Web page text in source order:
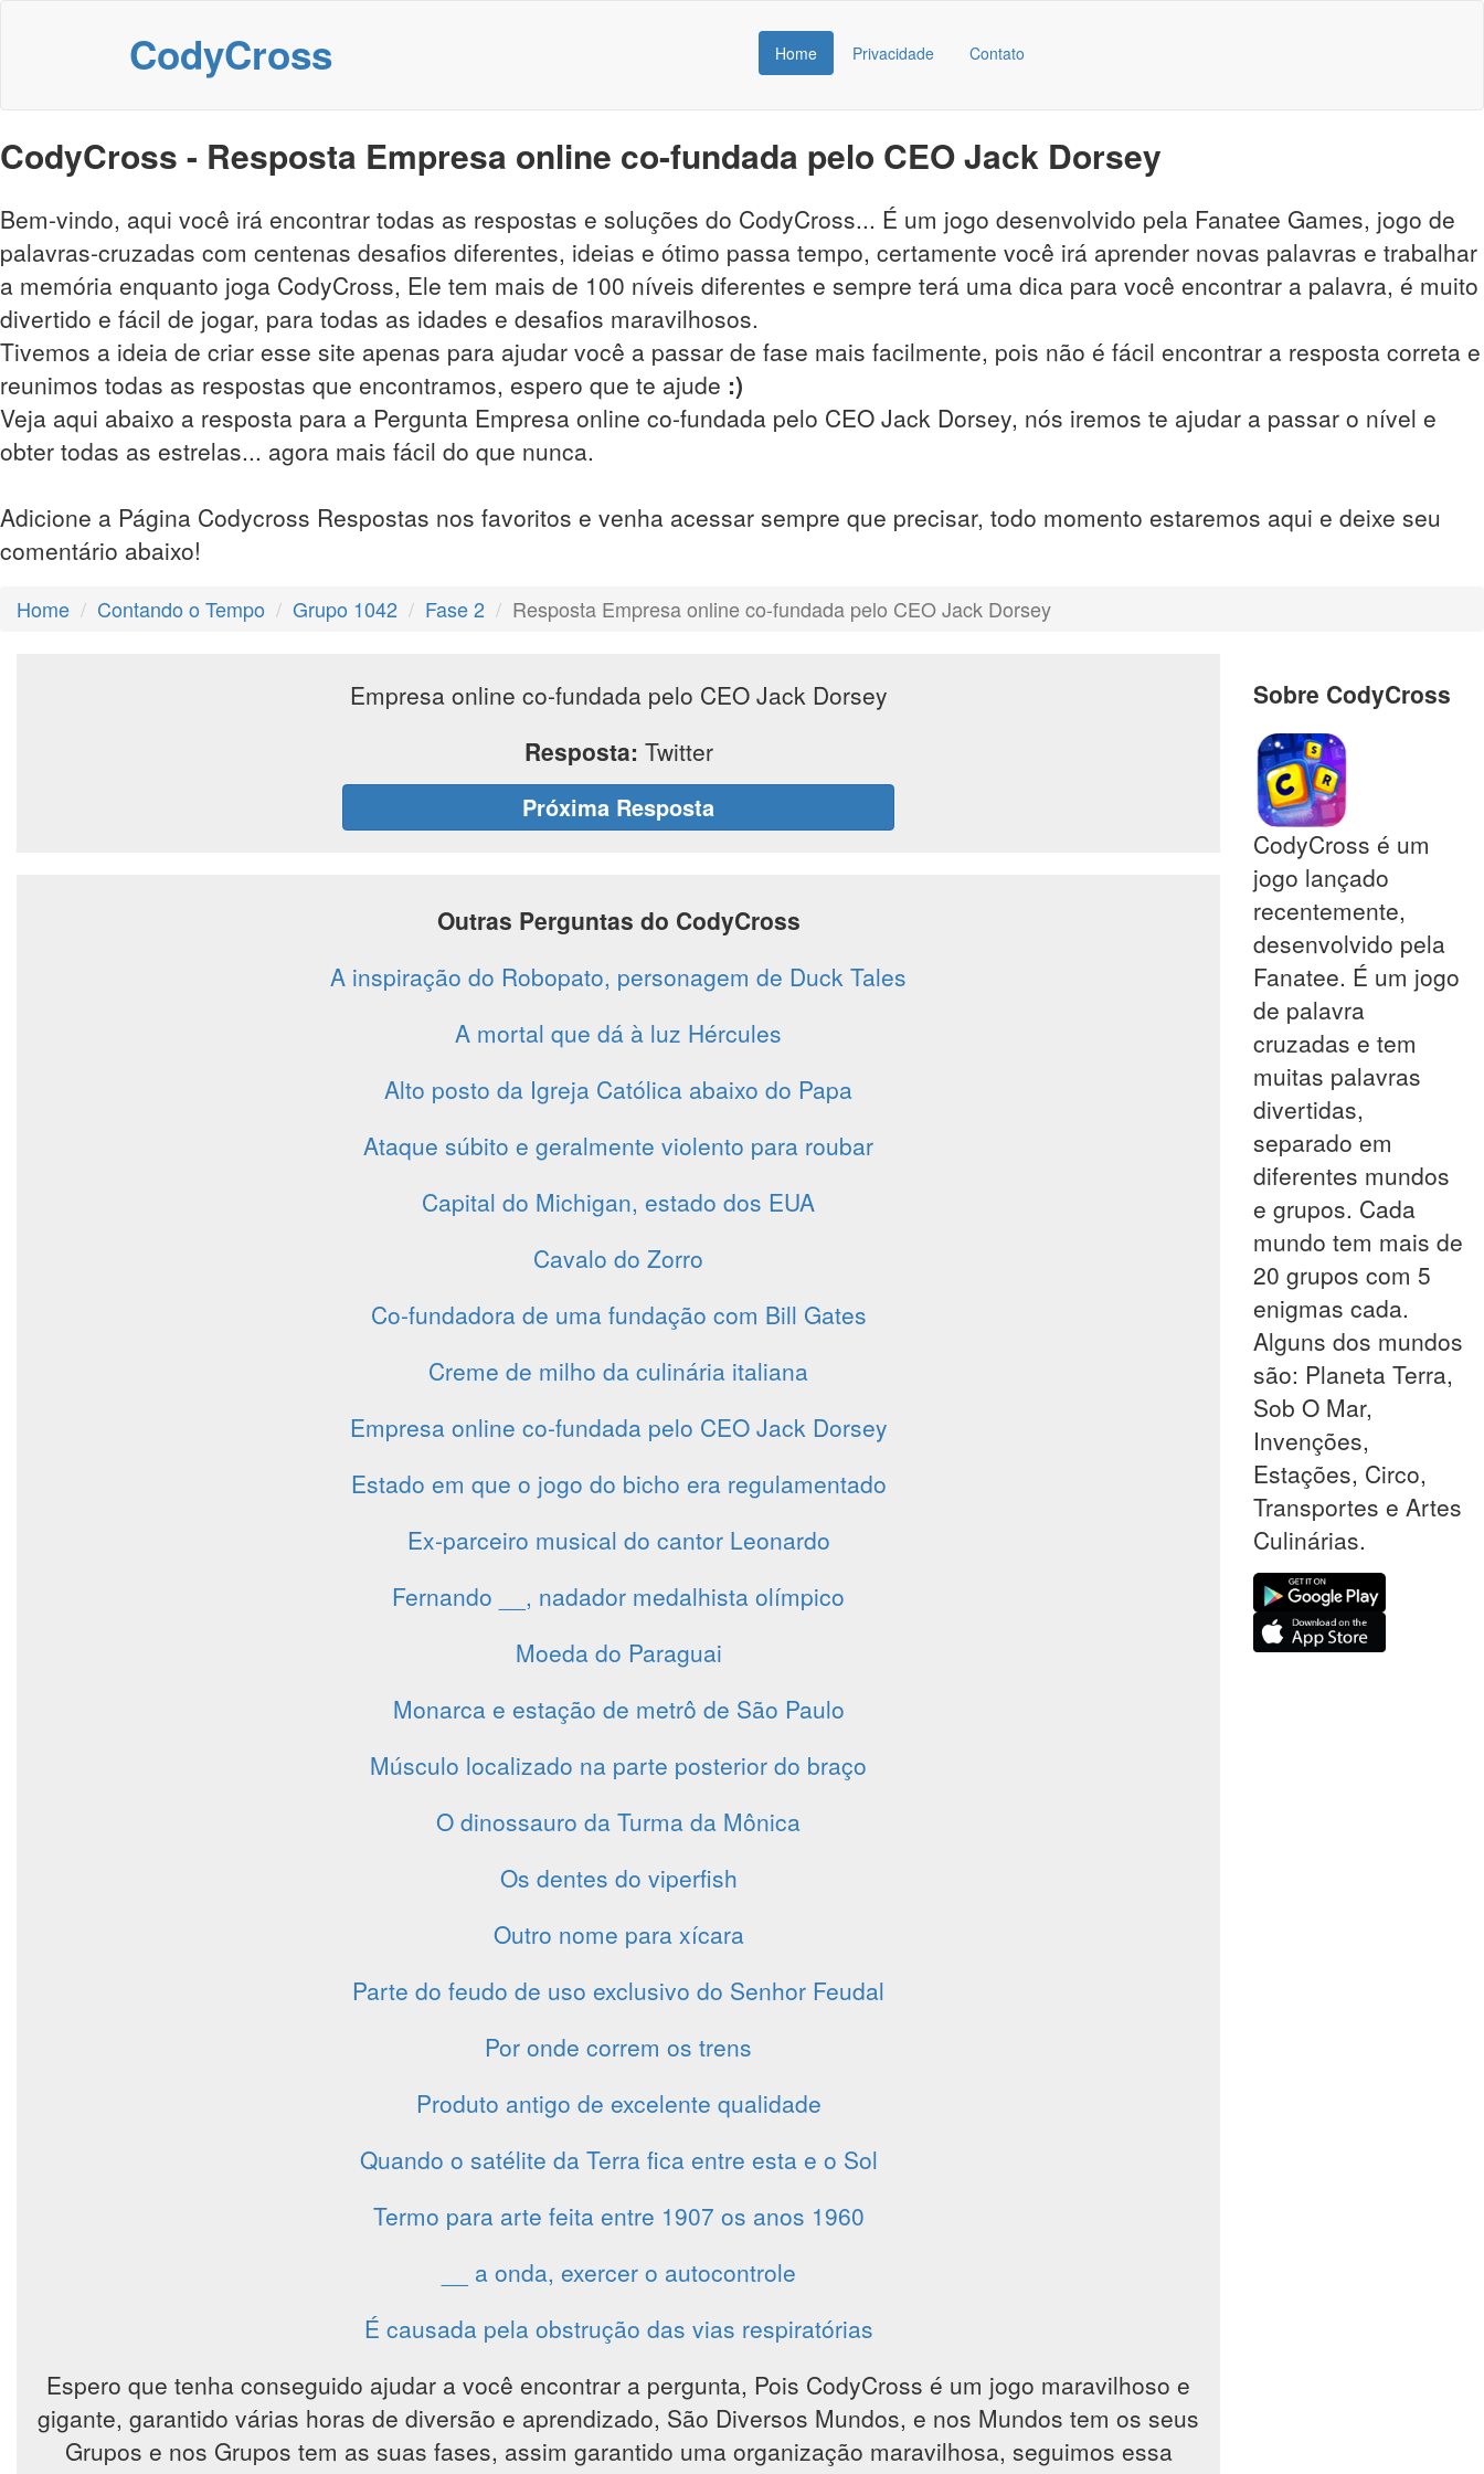
CodyCross Home Privacidade Contato
CodyCross - Resposta Empresa online co-fundada pelo CEO Jack Dorsey
Bem-vindo, aqui você irá encontrar todas as respostas e soluções do CodyCross... É um jogo desenvolvido pela Fanatee Games, jogo de
palavras-cruzadas com centenas desafios diferentes, ideias e ótimo passa tempo, certamente você irá aprender novas palavras e trabalhar
a memória enquanto joga CodyCross, Ele tem mais de 100 níveis diferentes e sempre terá uma dica para você encontrar a palavra, é muito
divertido e fácil de jogar, para todas as idades e desafios maravilhosos.
Tivemos a ideia de criar esse site apenas para ajudar você a passar de fase mais facilmente, pois não é fácil encontrar a resposta correta e
reunimos todas as respostas que encontramos, espero que te ajude :)
Veja aqui abaixo a resposta para a Pergunta Empresa online co-fundada pelo CEO Jack Dorsey, nós iremos te ajudar a passar o nível e
obter todas as estrelas... agora mais fácil do que nunca.
Adicione a Página Codycross Respostas nos favoritos e venha acessar sempre que precisar, todo momento estaremos aqui e deixe seu
comentário abaixo!
Home Contando o Tempo Grupo 1042 Fase 2 Resposta Empresa online co-fundada pelo CEO Jack Dorsey
Empresa online co-fundada pelo CEO Jack Dorsey
Resposta: Twitter
Próxima Resposta
Outras Perguntas do CodyCross
A inspiração do Robopato, personagem de Duck Tales
A mortal que dá à luz Hércules
Alto posto da Igreja Católica abaixo do Papa
Ataque súbito e geralmente violento para roubar
Capital do Michigan, estado dos EUA
Cavalo do Zorro
Co-fundadora de uma fundação com Bill Gates
Creme de milho da culinária italiana
Empresa online co-fundada pelo CEO Jack Dorsey
Estado em que o jogo do bicho era regulamentado
Ex-parceiro musical do cantor Leonardo
Fernando __, nadador medalhista olímpico
Moeda do Paraguai
Monarca e estação de metrô de São Paulo
Músculo localizado na parte posterior do braço
O dinossauro da Turma da Mônica
Os dentes do viperfish
Outro nome para xícara
Parte do feudo de uso exclusivo do Senhor Feudal
Por onde correm os trens
Produto antigo de excelente qualidade
Quando o satélite da Terra fica entre esta e o Sol
Termo para arte feita entre 1907 os anos 1960
__ a onda, exercer o autocontrole
É causada pela obstrução das vias respiratórias
Espero que tenha conseguido ajudar a você encontrar a pergunta, Pois CodyCross é um jogo maravilhoso e
gigante, garantido várias horas de diversão e aprendizado, São Diversos Mundos, e nos Mundos tem os seus
Grupos e nos Grupos tem as suas fases, assim garantido uma organização maravilhosa, seguimos essa
Sobre CodyCross
CodyCross é um
jogo lançado
recentemente,
desenvolvido pela
Fanatee. É um jogo
de palavra
cruzadas e tem
muitas palavras
divertidas,
separado em
diferentes mundos
e grupos. Cada
mundo tem mais de
20 grupos com 5
enigmas cada.
Alguns dos mundos
são: Planeta Terra,
Sob O Mar,
Invenções,
Estações, Circo,
Transportes e Artes
Culinárias.